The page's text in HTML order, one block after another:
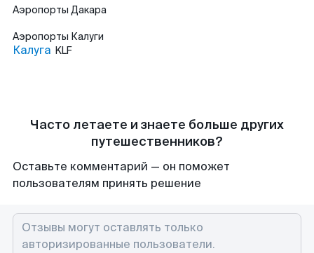
Аэропорты Дакара
Аэропорты Калуги
Калуга KLF
Часто летаете и знаете больше других
путешественников?
Оставьте комментарий — он поможет
пользователям принять решение